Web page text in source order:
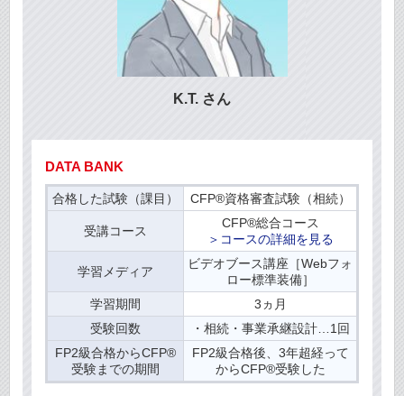
K.T. さん
DATA BANK
合格した試験（課目） CFP®資格審査試験（相続）
受講コース
CFP®総合コース
＞コースの詳細を見る
学習メディア
ビデオブース講座［Webフォ
ロー標準装備］
学習期間
3ヵ月
受験回数
・相続・事業承継設計…1回
FP2級合格からCFP®
受験までの期間
FP2級合格後、3年超経って
からCFP®受験した